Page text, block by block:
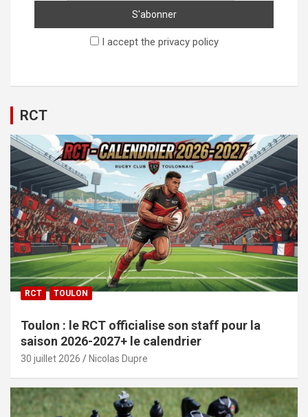
I accept the privacy policy
RCT
RCT TOULON
Toulon : le RCT officialise son staff pour la
saison 2026-2027+ le calendrier
30 juillet 2026 Nicolas Dupre